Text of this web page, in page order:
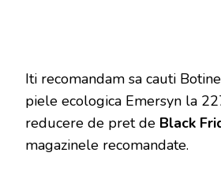
Iti recomandam sa cauti
piele ecologica Emersyn la
reducere de pret de Black
magazinele recomandate.